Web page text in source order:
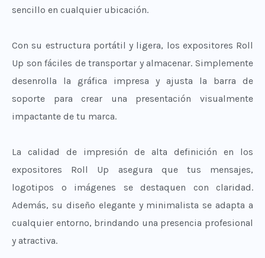
sencillo en cualquier ubicación.
Con su estructura portátil y ligera, los expositores Roll
Up son fáciles de transportar y almacenar. Simplemente
desenrolla la gráfica impresa y ajusta la barra de
soporte para crear una presentación visualmente
impactante de tu marca.
La calidad de impresión de alta definición en los
expositores Roll Up asegura que tus mensajes,
logotipos o imágenes se destaquen con claridad.
Además, su diseño elegante y minimalista se adapta a
cualquier entorno, brindando una presencia profesional
y atractiva.